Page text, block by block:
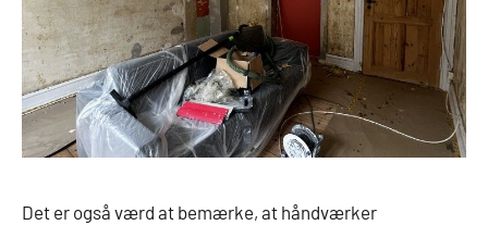
Det er også værd at bemærke, at håndværker